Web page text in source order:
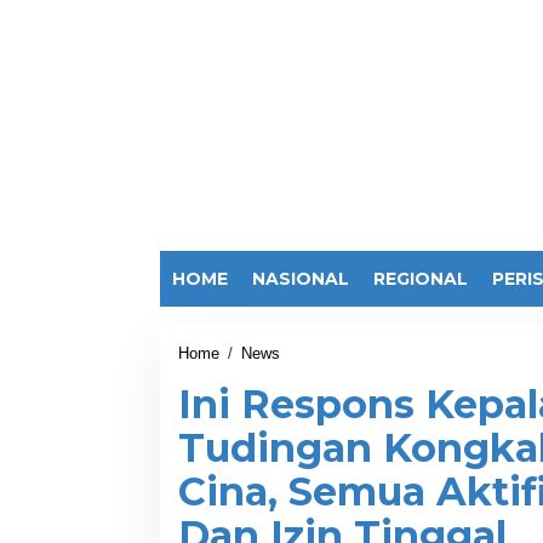
HOME NASIONAL REGIONAL
Home / News
i
R
e
s
n
Ini Respons
Tudingan
Cina, Semua